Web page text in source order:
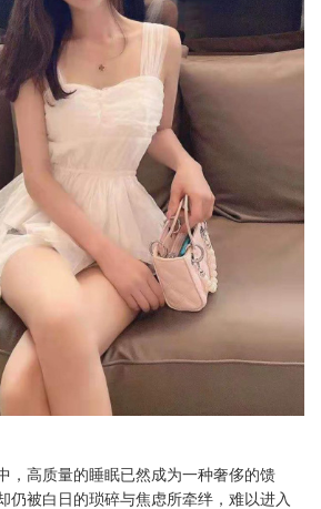
，高质量的睡眠已然成为一种奢侈的馈
仍被白日的琐碎与焦虑所牵绊，难以进入